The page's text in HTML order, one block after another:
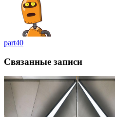
part40
Связанные записи